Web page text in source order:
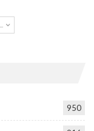
950